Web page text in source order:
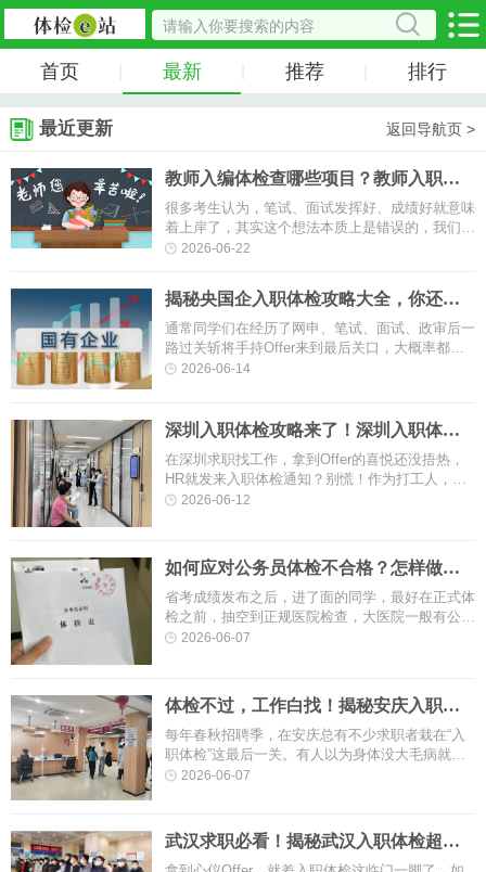
首页 最新 推荐 排行
最近更新 返回导航页 >
教师入编体检查哪些项目？教师入职体
检都有哪些要求？
很多考生认为，笔试、面试发挥好、成绩好就意味
着上岸了，其实这个想法本质上是错误的，我们常
说的考编不止有笔试和面试这两个环节，还有体
2026-06-22
揭秘央国企入职体检攻略大全，你还担
心体检不合格吗？
通常同学们在经历了网申、笔试、面试、政审后一
路过关斩将手持Offer来到最后关口，大概率都是
企业认可的且符合企业标准的人才，一般正常情况
2026-06-14
深圳入职体检攻略来了！深圳入职体检
要查乙肝吗？
在深圳求职找工作，拿到Offer的喜悦还没捂热，
HR就发来入职体检通知？别慌！作为打工人，入
职体检是职场起点的“必修课”，但流程复杂、项目
2026-06-12
如何应对公务员体检不合格？怎样做到
有备无患？
省考成绩发布之后，进了面的同学，最好在正式体
检之前，抽空到正规医院检查，大医院一般有公务
员体检套餐，价格在400元上下。预检是为了检查
2026-06-07
体检不过，工作白找！揭秘安庆入职体
检必过指南！
每年春秋招聘季，在安庆总有不少求职者栽在“入
职体检”这最后一关。有人以为身体没大毛病就稳
过，却因血压偏高、肝功能异常等“小问题”错失
2026-06-07
武汉求职必看！揭秘武汉入职体检超全
攻略，让您少走弯路！